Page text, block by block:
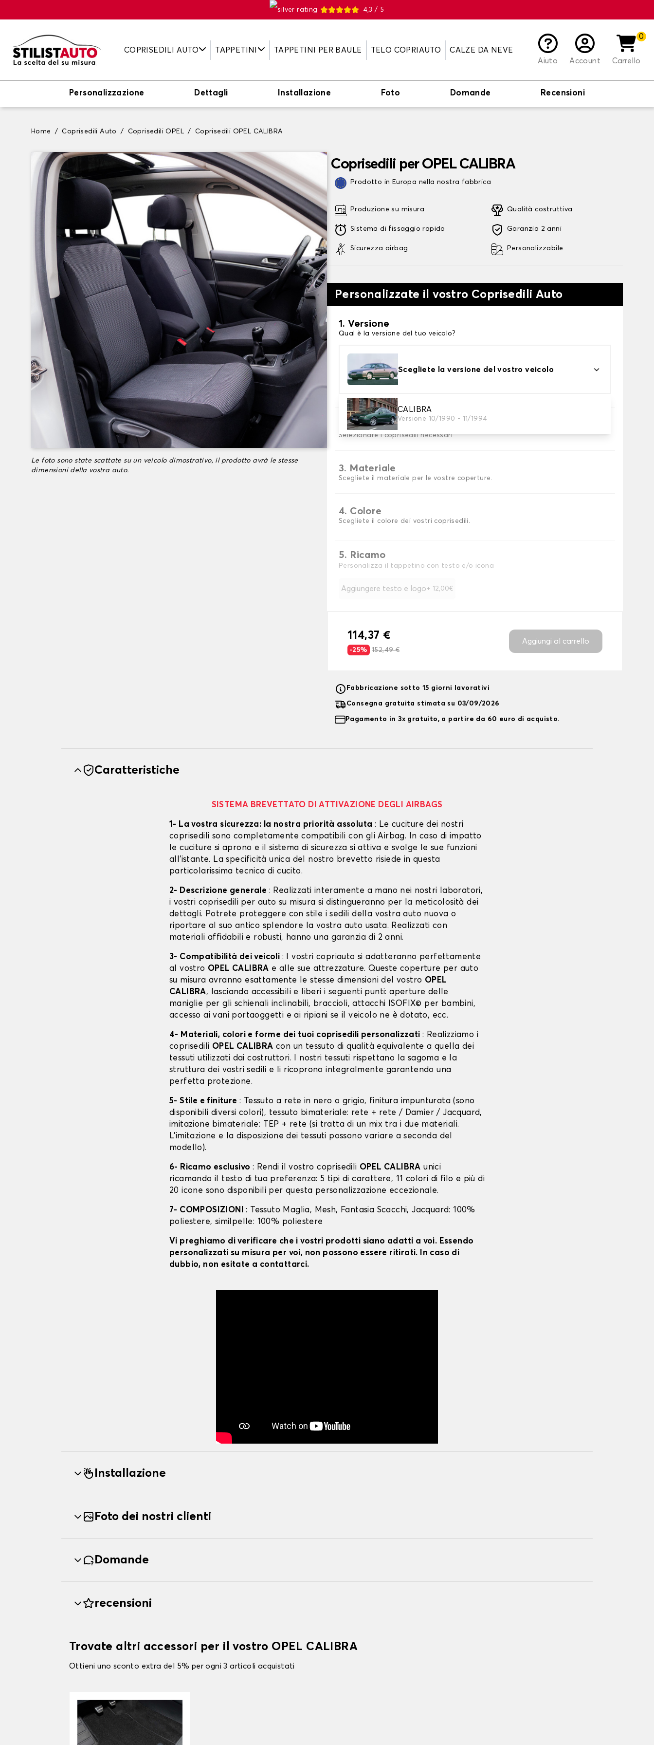
4,3 / 5
COPRISEDILI AUTO TAPPETINI TAPPETINI PER BAULE TELO COPRIAUTO
CALZE DA NEVE
Aiuto
Account
0
Carrello
Personalizzazione Dettagli Installazione Foto Domande Recensioni
Home Coprisedili Auto Coprisedili OPEL Coprisedili OPEL CALIBRA
Le foto sono state scattate su un veicolo dimostrativo, il prodotto avrà le stesse
dimensioni della vostra auto.
Coprisedili per OPEL CALIBRA
Prodotto in Europa nella nostra fabbrica
Produzione su misura
Sistema di fissaggio rapido
Sicurezza airbag
Qualità costruttiva
Garanzia 2 anni
Personalizzabile
Personalizzate il vostro Coprisedili Auto
1. Versione
Qual è la versione del tuo veicolo?
Scegliete la versione del vostro veicolo
CALIBRA
Versione 10/1990 - 11/1994
2. Set di coperture
Selezionare i coprisedili necessari
3. Materiale
Scegliete il materiale per le vostre coperture.
4. Colore
Scegliete il colore dei vostri coprisedili.
5. Ricamo
Personalizza il tappetino con testo e/o icona
Aggiungere testo e logo + 12,00€
114,37 €
-25% 152,49 €
Aggiungi al carrello
Fabbricazione sotto 15 giorni lavorativi
Consegna gratuita stimata su 03/09/2026
Pagamento in 3x gratuito, a partire da 60 euro di acquisto.
Caratteristiche
SISTEMA BREVETTATO DI ATTIVAZIONE DEGLI AIRBAGS
1- La vostra sicurezza: la nostra priorità assoluta : Le cuciture dei nostri
coprisedili sono completamente compatibili con gli Airbag. In caso di impatto
le cuciture si aprono e il sistema di sicurezza si attiva e svolge le sue funzioni
all'istante. La specificità unica del nostro brevetto risiede in questa
particolarissima tecnica di cucito.
2- Descrizione generale : Realizzati interamente a mano nei nostri laboratori,
i vostri coprisedili per auto su misura si distingueranno per la meticolosità dei
dettagli. Potrete proteggere con stile i sedili della vostra auto nuova o
riportare al suo antico splendore la vostra auto usata. Realizzati con
materiali affidabili e robusti, hanno una garanzia di 2 anni.
3- Compatibilità dei veicoli : I vostri copriauto si adatteranno perfettamente
al vostro OPEL CALIBRA e alle sue attrezzature. Queste coperture per auto
su misura avranno esattamente le stesse dimensioni del vostro OPEL
CALIBRA, lasciando accessibili e liberi i seguenti punti: aperture delle
maniglie per gli schienali inclinabili, braccioli, attacchi ISOFIX© per bambini,
accesso ai vani portaoggetti e ai ripiani se il veicolo ne è dotato, ecc.
4- Materiali, colori e forme dei tuoi coprisedili personalizzati : Realizziamo i
coprisedili OPEL CALIBRA con un tessuto di qualità equivalente a quella dei
tessuti utilizzati dai costruttori. I nostri tessuti rispettano la sagoma e la
struttura dei vostri sedili e li ricoprono integralmente garantendo una
perfetta protezione.
5- Stile e finiture : Tessuto a rete in nero o grigio, finitura impunturata (sono
disponibili diversi colori), tessuto bimateriale: rete + rete / Damier / Jacquard,
imitazione bimateriale: TEP + rete (si tratta di un mix tra i due materiali.
L'imitazione e la disposizione dei tessuti possono variare a seconda del
modello).
6- Ricamo esclusivo : Rendi il vostro coprisedili OPEL CALIBRA unici
ricamando il testo di tua preferenza: 5 tipi di carattere, 11 colori di filo e più di
20 icone sono disponibili per questa personalizzazione eccezionale.
7- COMPOSIZIONI: Tessuto Maglia, Mesh, Fantasia Scacchi, Jacquard: 100%
poliestere, similpelle: 100% poliestere
Vi preghiamo di verificare che i vostri prodotti siano adatti a voi. Essendo
personalizzati su misura per voi, non possono essere ritirati. In caso di
dubbio, non esitate a contattarci.
Installazione
Foto dei nostri clienti
Domande
recensioni
Trovate altri accessori per il vostro OPEL CALIBRA
Ottieni uno sconto extra del 5% per ogni 3 articoli acquistati